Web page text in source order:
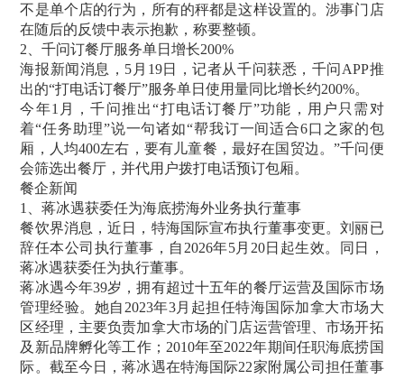
不是单个店的行为，所有的秤都是这样设置的。涉事门店
在随后的反馈中表示抱歉，称要整顿。
2、千问订餐厅服务单日增长200%
海报新闻消息，5月19日，记者从千问获悉，千问APP推
出的“打电话订餐厅”服务单日使用量同比增长约200%。
今年1月，千问推出“打电话订餐厅”功能，用户只需对
着“任务助理”说一句诸如“帮我订一间适合6口之家的包
厢，人均400左右，要有儿童餐，最好在国贸边。”千问便
会筛选出餐厅，并代用户拨打电话预订包厢。
餐企新闻
1、蒋冰遇获委任为海底捞海外业务执行董事
餐饮界消息，近日，特海国际宣布执行董事变更。刘丽已
辞任本公司执行董事，自2026年5月20日起生效。同日，
蒋冰遇获委任为执行董事。
蒋冰遇今年39岁，拥有超过十五年的餐厅运营及国际市场
管理经验。她自2023年3月起担任特海国际加拿大市场大
区经理，主要负责加拿大市场的门店运营管理、市场开拓
及新品牌孵化等工作；2010年至2022年期间任职海底捞国
际。截至今日，蒋冰遇在特海国际22家附属公司担任董事